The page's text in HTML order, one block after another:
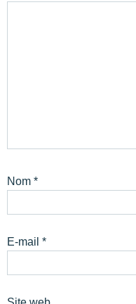
Nom *
E-mail *